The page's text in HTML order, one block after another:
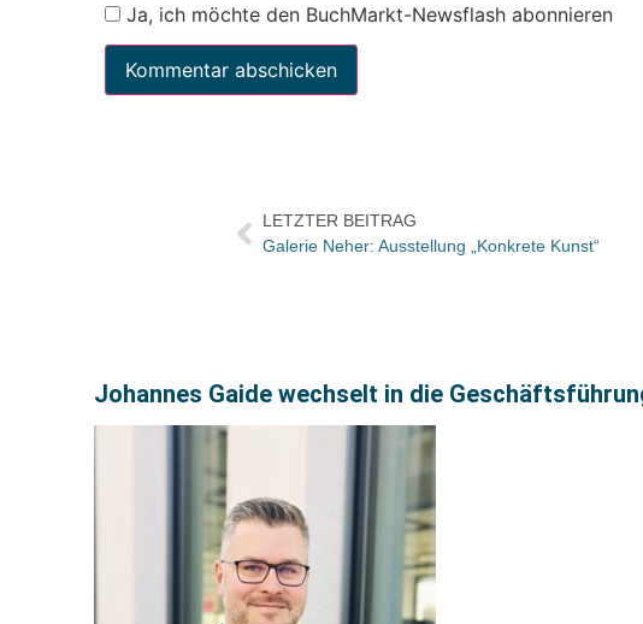
Ja, ich möchte den BuchMarkt-Newsflash abonnieren
LETZTER BEITRAG
Galerie Neher: Ausstellung „Konkrete Kunst“
Johannes Gaide wechselt in die